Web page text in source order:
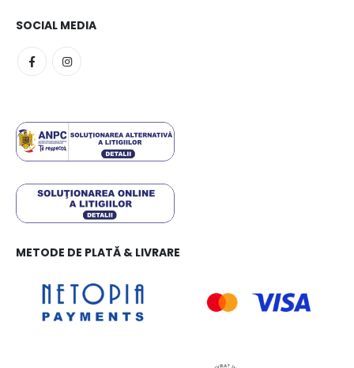
SOCIAL MEDIA
METODE DE PLATĂ & LIVRARE